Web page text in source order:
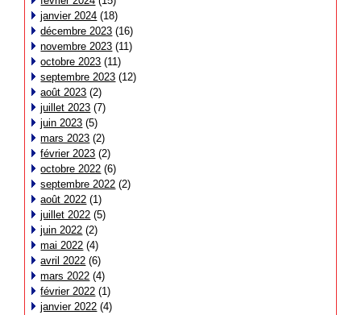
janvier 2024 (18)
décembre 2023 (16)
novembre 2023 (11)
octobre 2023 (11)
septembre 2023 (12)
août 2023 (2)
juillet 2023 (7)
juin 2023 (5)
mars 2023 (2)
février 2023 (2)
octobre 2022 (6)
septembre 2022 (2)
août 2022 (1)
juillet 2022 (5)
juin 2022 (2)
mai 2022 (4)
avril 2022 (6)
mars 2022 (4)
février 2022 (1)
janvier 2022 (4)